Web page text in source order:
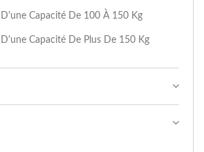
Capacité De 100 À 150 Kg
Capacité De Plus De 150 Kg